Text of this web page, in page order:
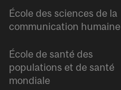
École des sciences de la
communication humaine
École de santé des
populations et de santé
mondiale